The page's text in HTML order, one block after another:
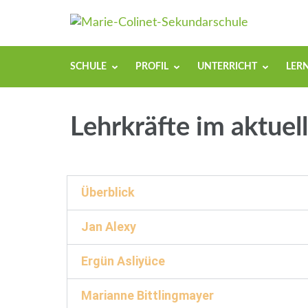
SCHULE PROFIL UNTERRICHT
Lehrkräfte im
Überblick
Jan Alexy
Ergün Asliyüce
Marianne Bittlingmayer